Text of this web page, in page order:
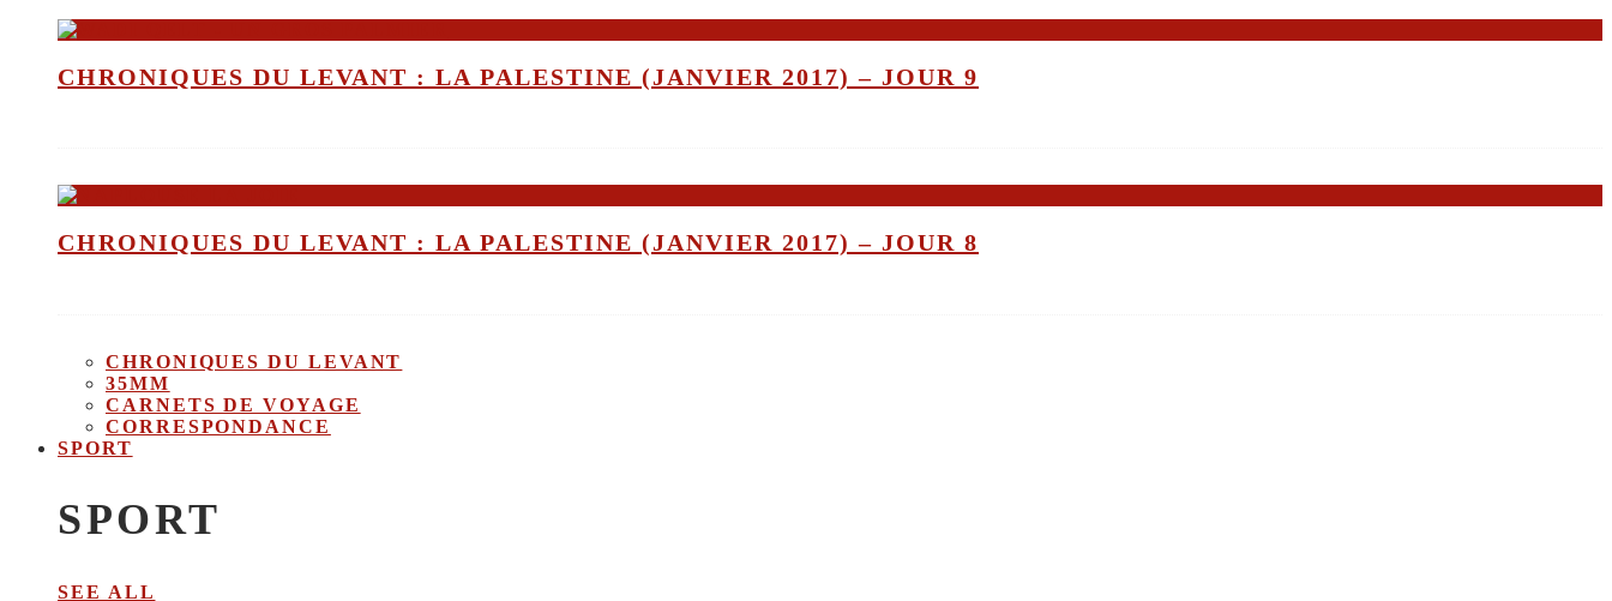
CHRONIQUES DU LEVANT : LA PALESTINE (JANVIER 2017) – JOUR 9
CHRONIQUES DU LEVANT : LA PALESTINE (JANVIER 2017) – JOUR 8
CHRONIQUES DU LEVANT
35MM
CARNETS DE VOYAGE
CORRESPONDANCE
SPORT
SPORT
SEE ALL